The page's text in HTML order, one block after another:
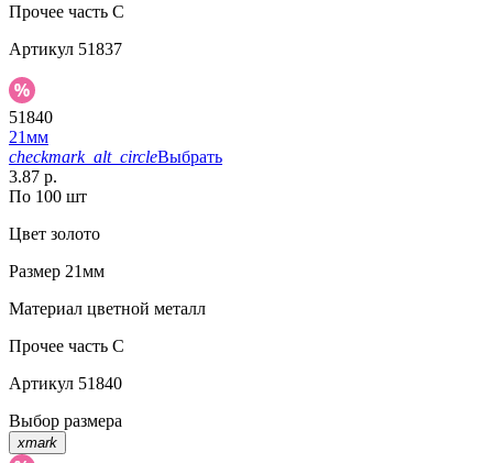
Прочее часть C
Артикул 51837
51840
21мм
checkmark_alt_circleВыбрать
3.87 р.
По 100 шт
Цвет золото
Размер 21мм
Материал цветной металл
Прочее часть C
Артикул 51840
Выбор размера
xmark